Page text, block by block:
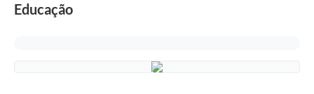
Imprensa
Educação